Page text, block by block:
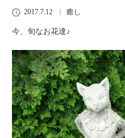
2017.7.12 癒し
今、旬なお花達♪